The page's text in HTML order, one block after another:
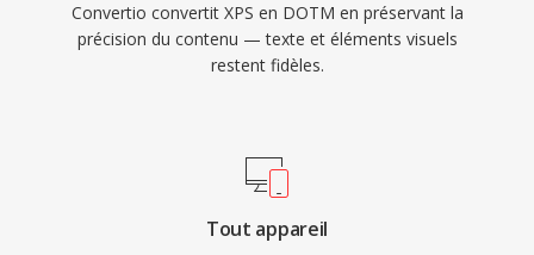
Convertio convertit XPS en DOTM en préservant la
précision du contenu — texte et éléments visuels
restent fidèles.
Tout appareil